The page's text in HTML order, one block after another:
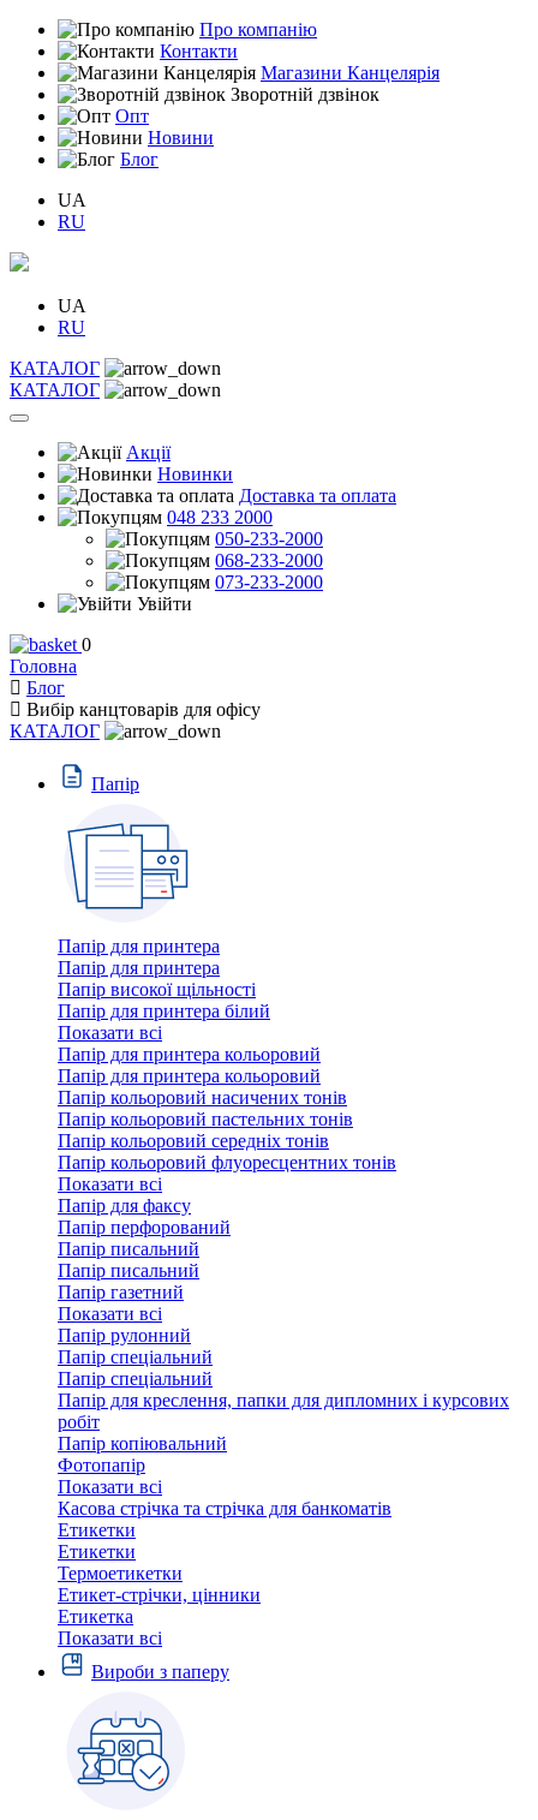
Про компанію
Контакти
Магазини Канцелярія
Зворотній дзвінок
Опт
Новини
Блог
UA
RU
UA
RU
КАТАЛОГ
КАТАЛОГ
Акції
Новинки
Доставка та оплата
048 233 2000
050-233-2000
068-233-2000
073-233-2000
Увійти
0
Головна
Блог
Вибір канцтоварів для офісу
КАТАЛОГ
Пaпiр
Папір для принтера
Папір для принтера
Папір високої щільності
Папір для принтера білий
Показати всі
Папір для принтера кольоровий
Папір для принтера кольоровий
Папір кольоровий насичених тонів
Папір кольоровий пастельних тонів
Папір кольоровий середніх тонів
Папір кольоровий флуоресцентних тонів
Показати всі
Папір для факсу
Папір перфорований
Папір писальний
Папір писальний
Папір газетний
Показати всі
Папір рулонний
Папір спеціальний
Папір спеціальний
Папір для креслення, папки для дипломних і курсових
робіт
Папір копіювальний
Фотопапір
Показати всі
Касова стрічка та стрічка для банкоматів
Етикетки
Етикетки
Термоетикетки
Етикет-стрічки, цінники
Етикетка
Показати всі
Вироби з паперу